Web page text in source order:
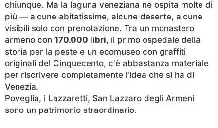
chiunque. Ma la laguna veneziana ne ospita molte di
più — alcune abitatissime, alcune deserte, alcune
visibili solo con prenotazione. Tra un monastero
armeno con 170.000 libri, il primo ospedale della
storia per la peste e un ecomuseo con graffiti
originali del Cinquecento, c'è abbastanza materiale
per riscrivere completamente l'idea che si ha di
Venezia.
Poveglia, i Lazzaretti, San Lazzaro degli Armeni
sono un patrimonio straordinario.